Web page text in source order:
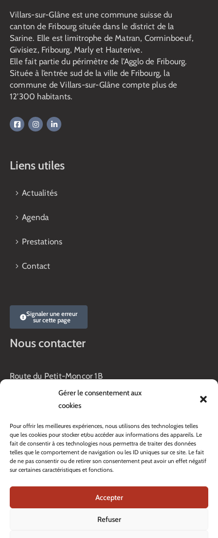
Gérer le consentement aux
cookies
Pour offrir les meilleures expériences, nous utilisons des technologies telles
que les cookies pour stocker et/ou accéder aux informations des appareils. Le
fait de consentir à ces technologies nous permettra de traiter des données
telles que le comportement de navigation ou les ID uniques sur ce site. Le fait
de ne pas consentir ou de retirer son consentement peut avoir un effet négatif
sur certaines caractéristiques et fonctions.
Accepter
Refuser
Villars-sur-Glâne est une commune suisse du
canton de Fribourg située dans le district de la
Sarine. Elle est limitrophe de Matran, Corminboeuf,
Givisiez, Fribourg, Marly et Hauterive.
Elle fait partie du périmètre de l’Agglo de Fribourg.
Située à l’entrée sud de la ville de Fribourg, la
commune de Villars-sur-Glâne compte plus de
12’300 habitants.
Liens utiles
Actualités
Agenda
Prestations
Contact
Signaler une erreur
sur cette page
Nous contacter
Route du Petit-Moncor 1B
Case postale 176
Lundi au jeudi :
8h00 – 11h30
13h45 – 17h00
Vendredi :
8h00 – 16h00
+41 26 408 33 33
Contacter nos services